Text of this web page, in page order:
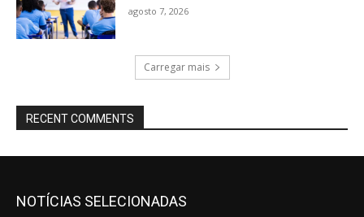
agosto 7, 2026
Carregar mais
RECENT COMMENTS
NOTÍCIAS SELECIONADAS